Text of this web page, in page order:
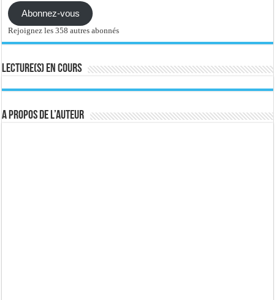
Abonnez-vous
Rejoignez les 358 autres abonnés
Lecture(s) en cours
A propos de l’auteur